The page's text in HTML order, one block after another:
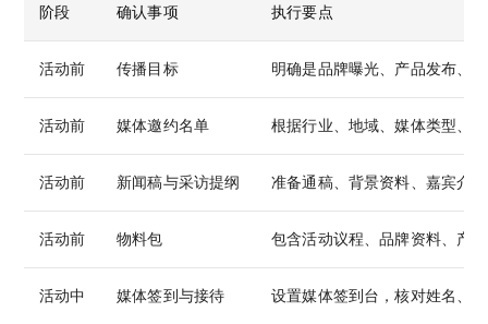
阶段 确认事项 执行要点
活动前 传播目标 明确是品牌曝光、产品发布、
活动前 媒体邀约名单 根据行业、地域、媒体类型、
活动前 新闻稿与采访提纲 准备通稿、背景资料、嘉宾介
活动前 物料包 包含活动议程、品牌资料、产
活动中 媒体签到与接待 设置媒体签到台，核对姓名、